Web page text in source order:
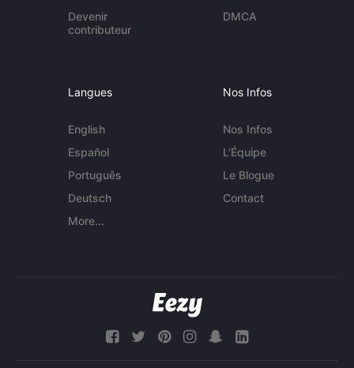
Devenir
contributeur
DMCA
Langues
English
Español
Português
Deutsch
More...
Nos Infos
Nos Infos
L'Équipe
Le Blogue
Contact